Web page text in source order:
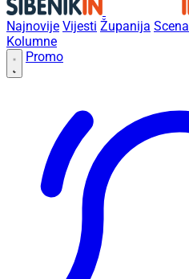
Najnovije Vijesti Županija Scena
Kolumne
Promo